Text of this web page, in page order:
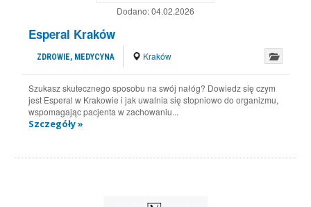
Dodano:04.02.2026
Esperal Kraków
ZDROWIE, MEDYCYNA Kraków
Szukasz skutecznego sposobu na swój nałóg? Dowiedz się czym
jest Esperal w Krakowie i jak uwalnia się stopniowo do organizmu,
wspomagając pacjenta w zachowaniu...
Szczegóły »